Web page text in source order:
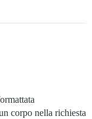
corpo nella richiesta